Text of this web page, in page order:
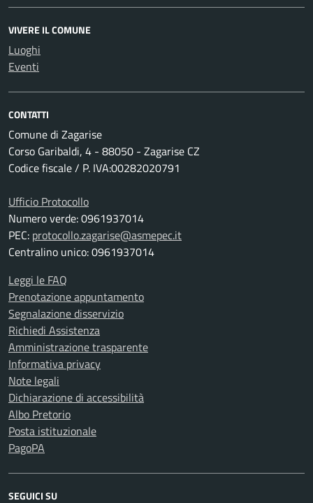
VIVERE IL COMUNE
Luoghi
Eventi
CONTATTI
Comune di Zagarise
Corso Garibaldi, 4 - 88050 - Zagarise CZ
Codice fiscale / P. IVA:00282020791
Ufficio Protocollo
Numero verde: 0961937014
PEC: protocollo.zagarise@asmepec.it
Centralino unico: 0961937014
Leggi le FAQ
Prenotazione appuntamento
Segnalazione disservizio
Richiedi Assistenza
Amministrazione trasparente
Informativa privacy
Note legali
Dichiarazione di accessibilità
Albo Pretorio
Posta istituzionale
PagoPA
SEGUICI SU